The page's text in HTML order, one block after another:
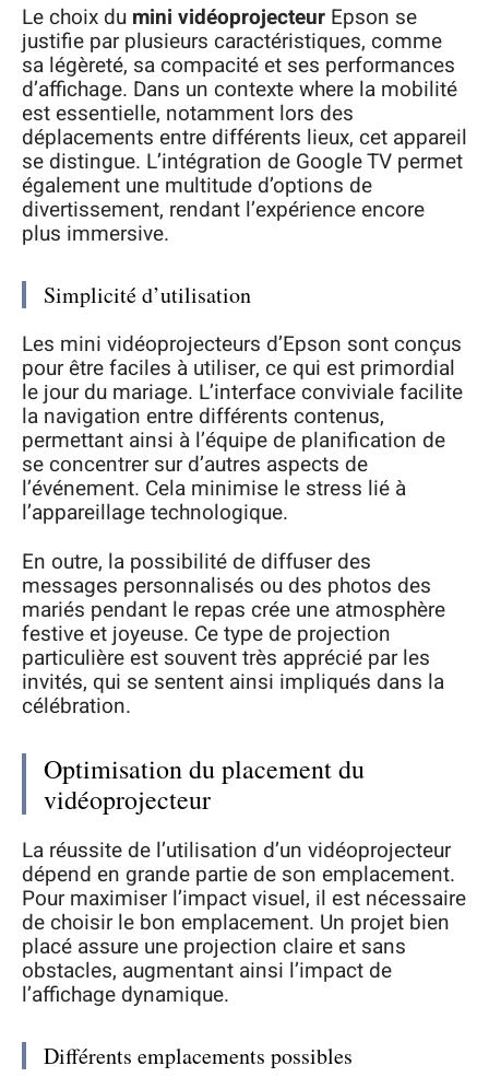
Le choix du mini vidéoprojecteur Epson se
justifie par plusieurs caractéristiques, comme
sa légèreté, sa compacité et ses performances
d’affichage. Dans un contexte where la mobilité
est essentielle, notamment lors des
déplacements entre différents lieux, cet appareil
se distingue. L’intégration de Google TV permet
également une multitude d’options de
divertissement, rendant l’expérience encore
plus immersive.
Simplicité d’utilisation
Les mini vidéoprojecteurs d’Epson sont conçus
pour être faciles à utiliser, ce qui est primordial
le jour du mariage. L’interface conviviale facilite
la navigation entre différents contenus,
permettant ainsi à l’équipe de planification de
se concentrer sur d’autres aspects de
l’événement. Cela minimise le stress lié à
l’appareillage technologique.
En outre, la possibilité de diffuser des
messages personnalisés ou des photos des
mariés pendant le repas crée une atmosphère
festive et joyeuse. Ce type de projection
particulière est souvent très apprécié par les
invités, qui se sentent ainsi impliqués dans la
célébration.
Optimisation du placement du
vidéoprojecteur
La réussite de l’utilisation d’un vidéoprojecteur
dépend en grande partie de son emplacement.
Pour maximiser l’impact visuel, il est nécessaire
de choisir le bon emplacement. Un projet bien
placé assure une projection claire et sans
obstacles, augmentant ainsi l’impact de
l’affichage dynamique.
Différents emplacements possibles